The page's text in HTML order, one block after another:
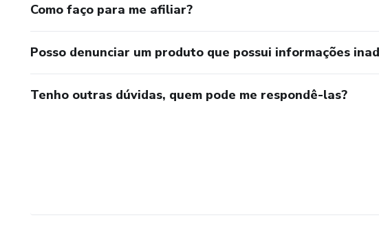
Como faço para me afiliar?
Posso denunciar um produto que possui informações
Tenho outras dúvidas, quem pode me respondê-las?